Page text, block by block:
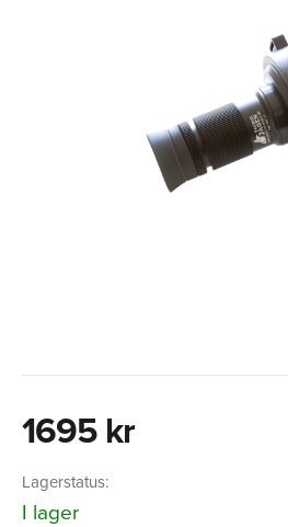
1695 kr
Lagerstatus:
I lager